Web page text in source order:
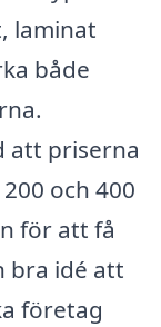
laminat
både
att priserna
och 400
för att få
bra idé att
företag